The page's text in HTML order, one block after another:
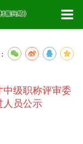
中级职称评审委
人员公示